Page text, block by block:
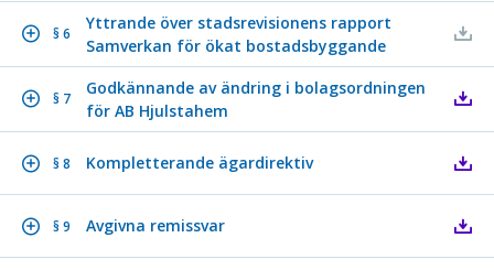
§ 6
Yttrande över stadsrevisionens rapport
Samverkan för ökat bostadsbyggande
§ 7
Godkännande av ändring i bolagsordningen
för AB Hjulstahem
§ 8 Kompletterande ägardirektiv
§ 9 Avgivna remissvar